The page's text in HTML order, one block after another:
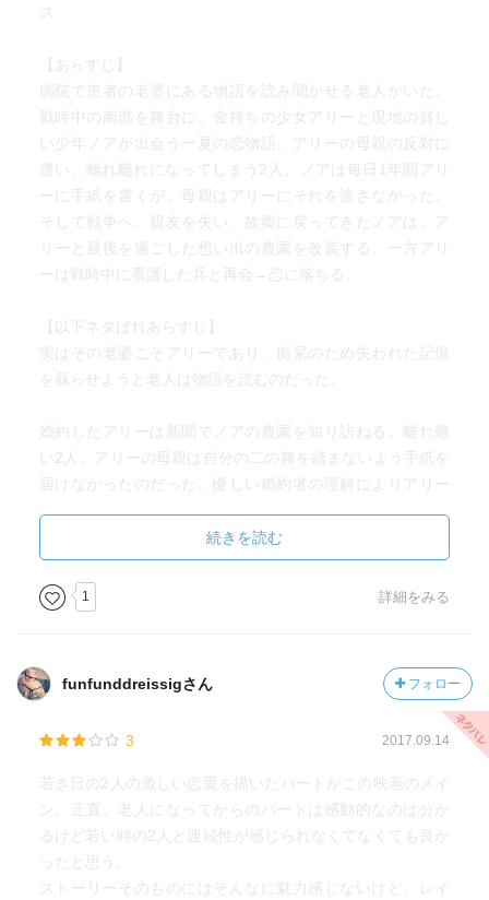
ス
【あらすじ】
病院で患者の老婆にある物語を読み聞かせる老人がいた。
戦時中の南部を舞台に、金持ちの少女アリーと現地の貧し
い少年ノアが出会う一夏の恋物語。アリーの母親の反対に
遭い、離れ離れになってしまう2人。ノアは毎日1年間アリ
ーに手紙を書くが、母親はアリーにそれを渡さなかった。
そして戦争へ。親友を失い、故郷に戻ってきたノアは、ア
リーと最後を過ごした想い出の農園を改装する。一方アリ
ーは戦時中に看護した兵と再会→恋に落ちる。
【以下ネタばれあらすじ】
実はその老婆こそアリーであり、痴呆のため失われた記憶
を蘇らせようと老人は物語を読むのだった。
婚約したアリーは新聞でノアの農園を知り訪ねる。離れ難
い2人。アリーの母親は自分の二の舞を踏まないよう手紙を
届けなかったのだった。優しい婚約者の理解によりアリー
一瞬記憶が戻るアリーだが病状は進行していた。心臓病で
倒れたノアは老いて尚アリーへの愛を貫く。寄り添う2人は
翌朝冷たくなっていた。
現代のアリー役ジーナ･ローランズは監督の実のママン。
続きを読む
1 詳細をみる
funfunddreissigさん フォロー
3 2017.09.14
若き日の2人の激しい恋愛を描いたパートがこの映画のメイ
ン。正直、老人になってからのパートは感動的なのは分か
るけど若い時の2人と連続性が感じられなくてなくても良か
ったと思う。
ストーリーそのものにはそんなに魅力感じないけど、レイ